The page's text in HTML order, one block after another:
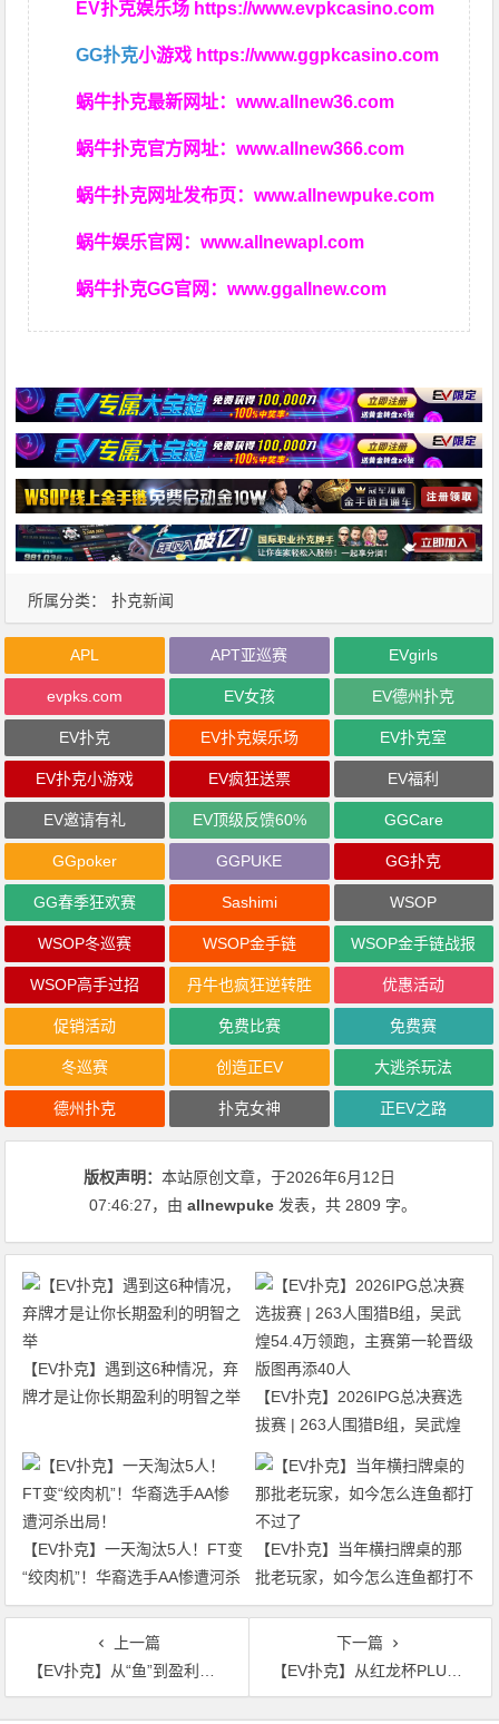
EV扑克娱乐场 https://www.evpkcasino.com
GG扑克小游戏 https://www.ggpkcasino.com
蜗牛扑克最新网址：www.allnew36.com
蜗牛扑克官方网址：www.allnew366.com
蜗牛扑克网址发布页：www.allnewpuke.com
蜗牛娱乐官网：www.allnewapl.com
蜗牛扑克GG官网：www.ggallnew.com
所属分类： 扑克新闻
APL APT亚巡赛 EVgirls
evpks.com EV女孩 EV德州扑克
EV扑克 EV扑克娱乐场 EV扑克室
EV扑克小游戏 EV疯狂送票 EV福利
EV邀请有礼 EV顶级反馈60% GGCare
GGpoker GGPUKE GG扑克
GG春季狂欢赛 Sashimi WSOP
WSOP冬巡赛 WSOP金手链 WSOP金手链战报
WSOP高手过招 丹牛也疯狂逆转胜 优惠活动
促销活动 免费比赛 免费赛
冬巡赛 创造正EV 大逃杀玩法
德州扑克 扑克女神 正EV之路
版权声明：本站原创文章，于2026年6月12日
07:46:27，由allnewpuke 发表，共 2809 字。
【EV扑克】遇到这6种情况，弃
牌才是让你长期盈利的明智之举
【EV扑克】2026IPG总决赛选
拔赛 | 263人围猎B组，吴武煌
54.4万领跑，主赛第一轮晋级版
【EV扑克】一天淘汰5人！FT变
“绞肉机”！华裔选手AA惨遭河杀
出局！
【EV扑克】当年横扫牌桌的那
批老玩家，如今怎么连鱼都打不
过了
上一篇
【EV扑克】从“鱼”到盈利王？Nik Airball近两年在常规桌直播中狂揽超510万美元
下一篇
【EV扑克】从红龙杯PLUS到WSOP 上海选手汪松斩获$1500 Big O赛第五名